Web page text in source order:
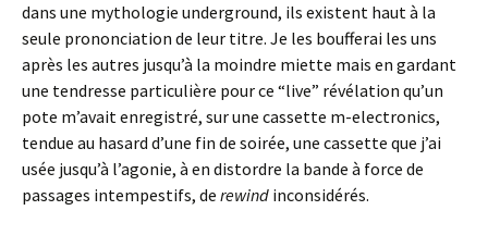
dans une mythologie underground, ils existent haut à la
seule prononciation de leur titre. Je les boufferai les uns
après les autres jusqu’à la moindre miette mais en gardant
une tendresse particulière pour ce “live” révélation qu’un
pote m’avait enregistré, sur une cassette m-electronics,
tendue au hasard d’une fin de soirée, une cassette que j’ai
usée jusqu’à l’agonie, à en distordre la bande à force de
passages intempestifs, de rewind inconsidérés.